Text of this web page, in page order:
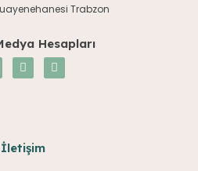
Trabzon
Hesapları
İletişim